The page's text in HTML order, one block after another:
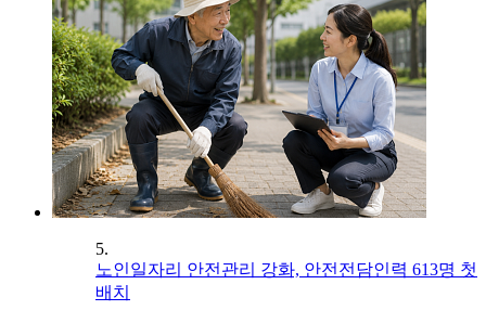
5.
노인일자리 안전관리 강화, 안전전담인력 613명 첫
배치